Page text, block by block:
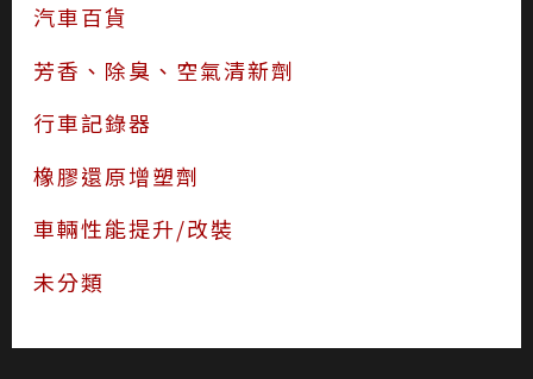
汽車百貨
芳香、除臭、空氣清新劑
行車記錄器
橡膠還原增塑劑
車輛性能提升/改裝
未分類